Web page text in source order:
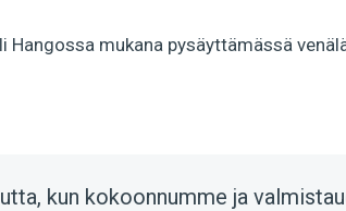
Hangossa mukana pysäyttämässä
kun kokoonnumme ja